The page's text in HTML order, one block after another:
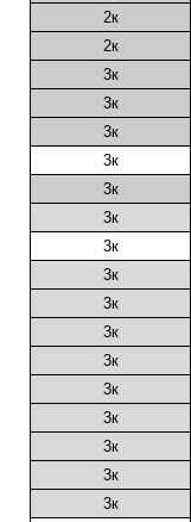
2к
2к
3к
3к
3к
3к
3к
3к
3к
3к
3к
3к
3к
3к
3к
3к
3к
3к